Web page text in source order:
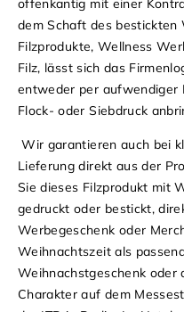
offenkantig mit einer
dem Schaft des bestickten
Filzprodukte, Wellness
Filz, lässt sich das
entweder per aufwendiger
Flock- oder Siebdruck
Wir garantieren auch bei
Lieferung direkt aus der
Sie dieses Filzprodukt mit
gedruckt oder bestickt,
Werbegeschenk oder
Weihnachtszeit als
Weihnachstgeschenk
Charakter auf dem